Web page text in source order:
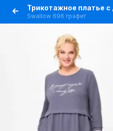
Swallow 696 графит